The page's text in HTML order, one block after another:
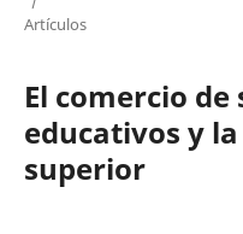
Artículos
El comercio de
educativos y
superior